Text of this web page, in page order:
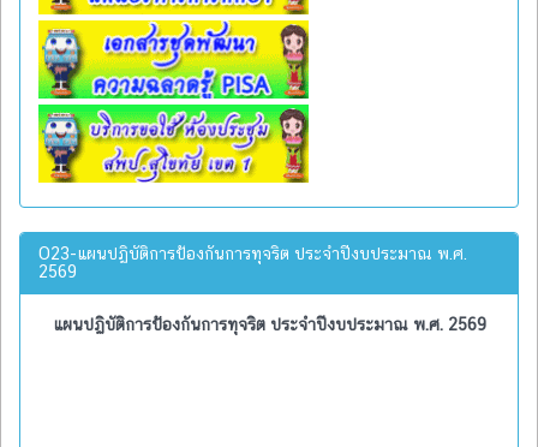
O23-แผนปฏิบัติการป้องกันการทุจริต ประจำปีงบประมาณ พ.ศ.
2569
แผนปฏิบัติการป้องกันการทุจริต ประจำปีงบประมาณ พ.ศ. 2569